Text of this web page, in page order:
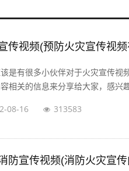
传视频(预防火灾宣传视
该是有很多小伙伴对于火灾宣传
相关的信息来分享给大家，感兴
08-16 313583
防宣传视频(消防火灾宣